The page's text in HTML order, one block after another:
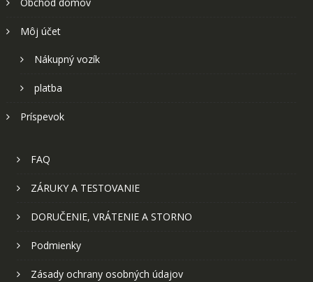
Môj účet
Nákupný vozík
platba
Príspevok
FAQ
ZÁRUKY A TESTOVANIE
DORUČENIE, VRÁTENIE A STORNO
Podmienky
Zásady ochrany osobných údajov